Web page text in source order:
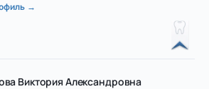
→
Виктория Александровна